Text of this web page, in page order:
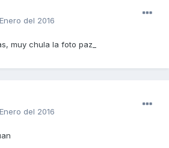
del 2016
muy chula la foto paz_
del 2016